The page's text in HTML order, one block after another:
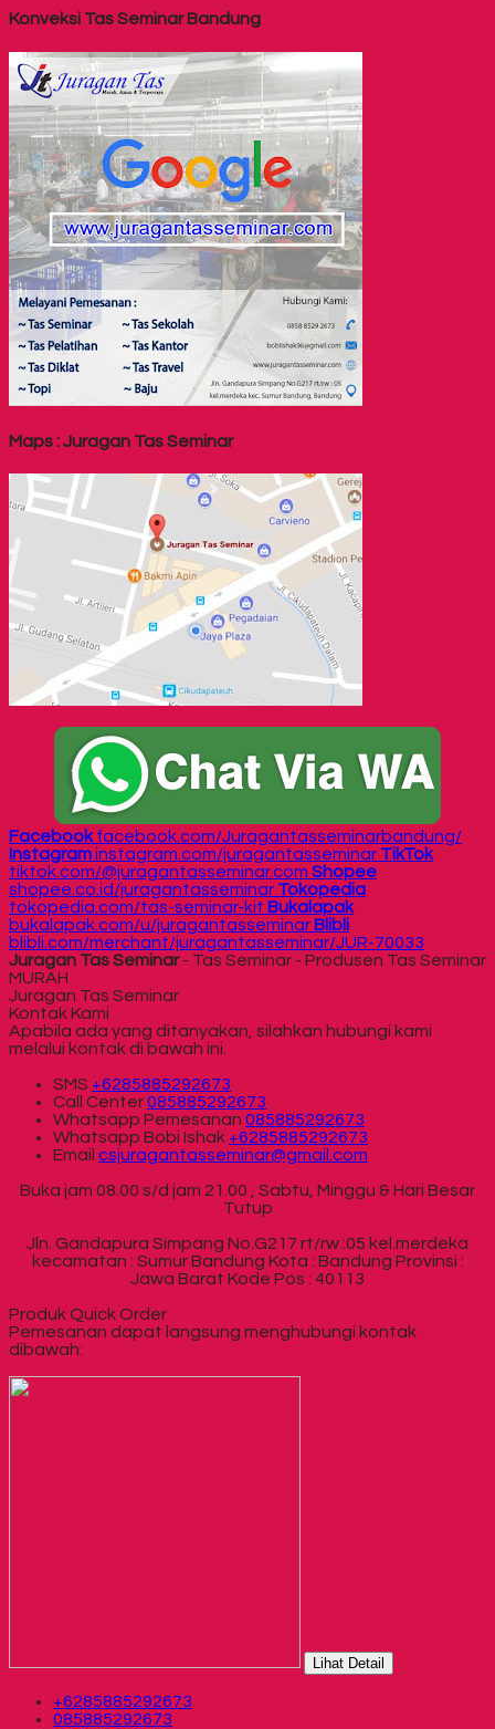
Konveksi Tas Seminar Bandung
Maps : Juragan Tas Seminar
Facebook facebook.com/Juragantasseminarbandung/
Instagraminstagram.com/juragantasseminar TikTok
tiktok.com/@juragantasseminar.com Shopee
shopee.co.id/juragantasseminar Tokopedia
tokopedia.com/tas-seminar-kit Bukalapak
bukalapak.com/u/juragantasseminar Blibli
blibli.com/merchant/juragantasseminar/JUR-70033
Juragan Tas Seminar- Tas Seminar - Produsen Tas Seminar
MURAH
Juragan Tas Seminar
Kontak Kami
Apabila ada yang ditanyakan, silahkan hubungi kami
melalui kontak di bawah ini.
SMS +6285885292673
Call Center085885292673
Whatsapp Pemesanan 085885292673
Whatsapp Bobi Ishak +6285885292673
Email csjuragantasseminar@gmail.com
Buka jam 08.00 s/d jam 21.00 , Sabtu, Minggu & Hari Besar
Tutup
Jln. Gandapura Simpang No.G217 rt/rw :05 kel.merdeka
kecamatan : Sumur Bandung Kota : Bandung Provinsi :
Jawa Barat Kode Pos : 40113
Produk Quick Order
Pemesanan dapat langsung menghubungi kontak
dibawah:
Lihat Detail
+6285885292673
085885292673